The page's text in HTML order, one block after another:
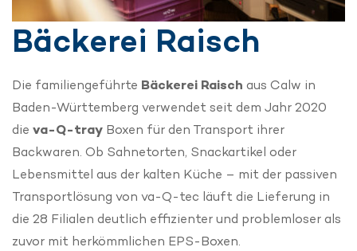
Bäckerei Raisch
Die familiengeführte Bäckerei Raisch aus Calw in
Baden-Württemberg verwendet seit dem Jahr 2020
die va-Q-tray Boxen für den Transport ihrer
Backwaren. Ob Sahnetorten, Snackartikel oder
Lebensmittel aus der kalten Küche – mit der passiven
Transportlösung von va-Q-tec läuft die Lieferung in
die 28 Filialen deutlich effizienter und problemloser als
zuvor mit herkömmlichen EPS-Boxen.